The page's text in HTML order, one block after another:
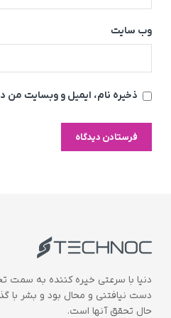
وب‌ سایت
ذخیره نام، ایمیل و وبسایت من
دنیا با سرعتی خیره کننده به سمت
دست نیافتنی و محال بود و بشر با
حال تحقق آنها است.